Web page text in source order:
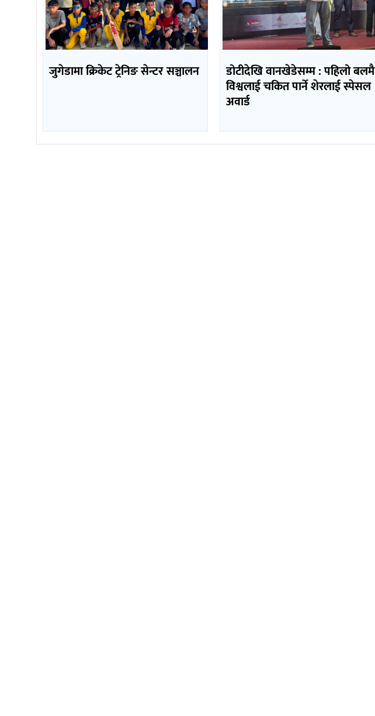
जुगेडामा क्रिकेट ट्रेनिङ सेन्टर सञ्चालन डोटीदेखि वानखेडेसम्म : पहिलो बलमै
विश्वलाई चकित पार्ने शेरलाई स्पेसल
अवार्ड